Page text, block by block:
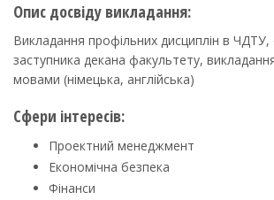
Опис досвіду викладання:
Викладання профільних дисциплін в ЧДТУ,
заступника декана факультету,
мовами (німецька, англійська)
Сфери інтересів:
Проектний менеджмент
Економічна безпека
Фінанси